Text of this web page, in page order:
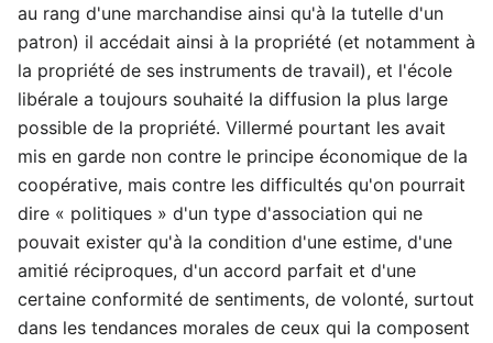
au rang d'une marchandise ainsi qu'à la tutelle d'un
patron) il accédait ainsi à la propriété (et notamment à
la propriété de ses instruments de travail), et l'école
libérale a toujours souhaité la diffusion la plus large
possible de la propriété. Villermé pourtant les avait
mis en garde non contre le principe économique de la
coopérative, mais contre les difficultés qu'on pourrait
dire « politiques » d'un type d'association qui ne
pouvait exister qu'à la condition d'une estime, d'une
amitié réciproques, d'un accord parfait et d'une
certaine conformité de sentiments, de volonté, surtout
dans les tendances morales de ceux qui la composent